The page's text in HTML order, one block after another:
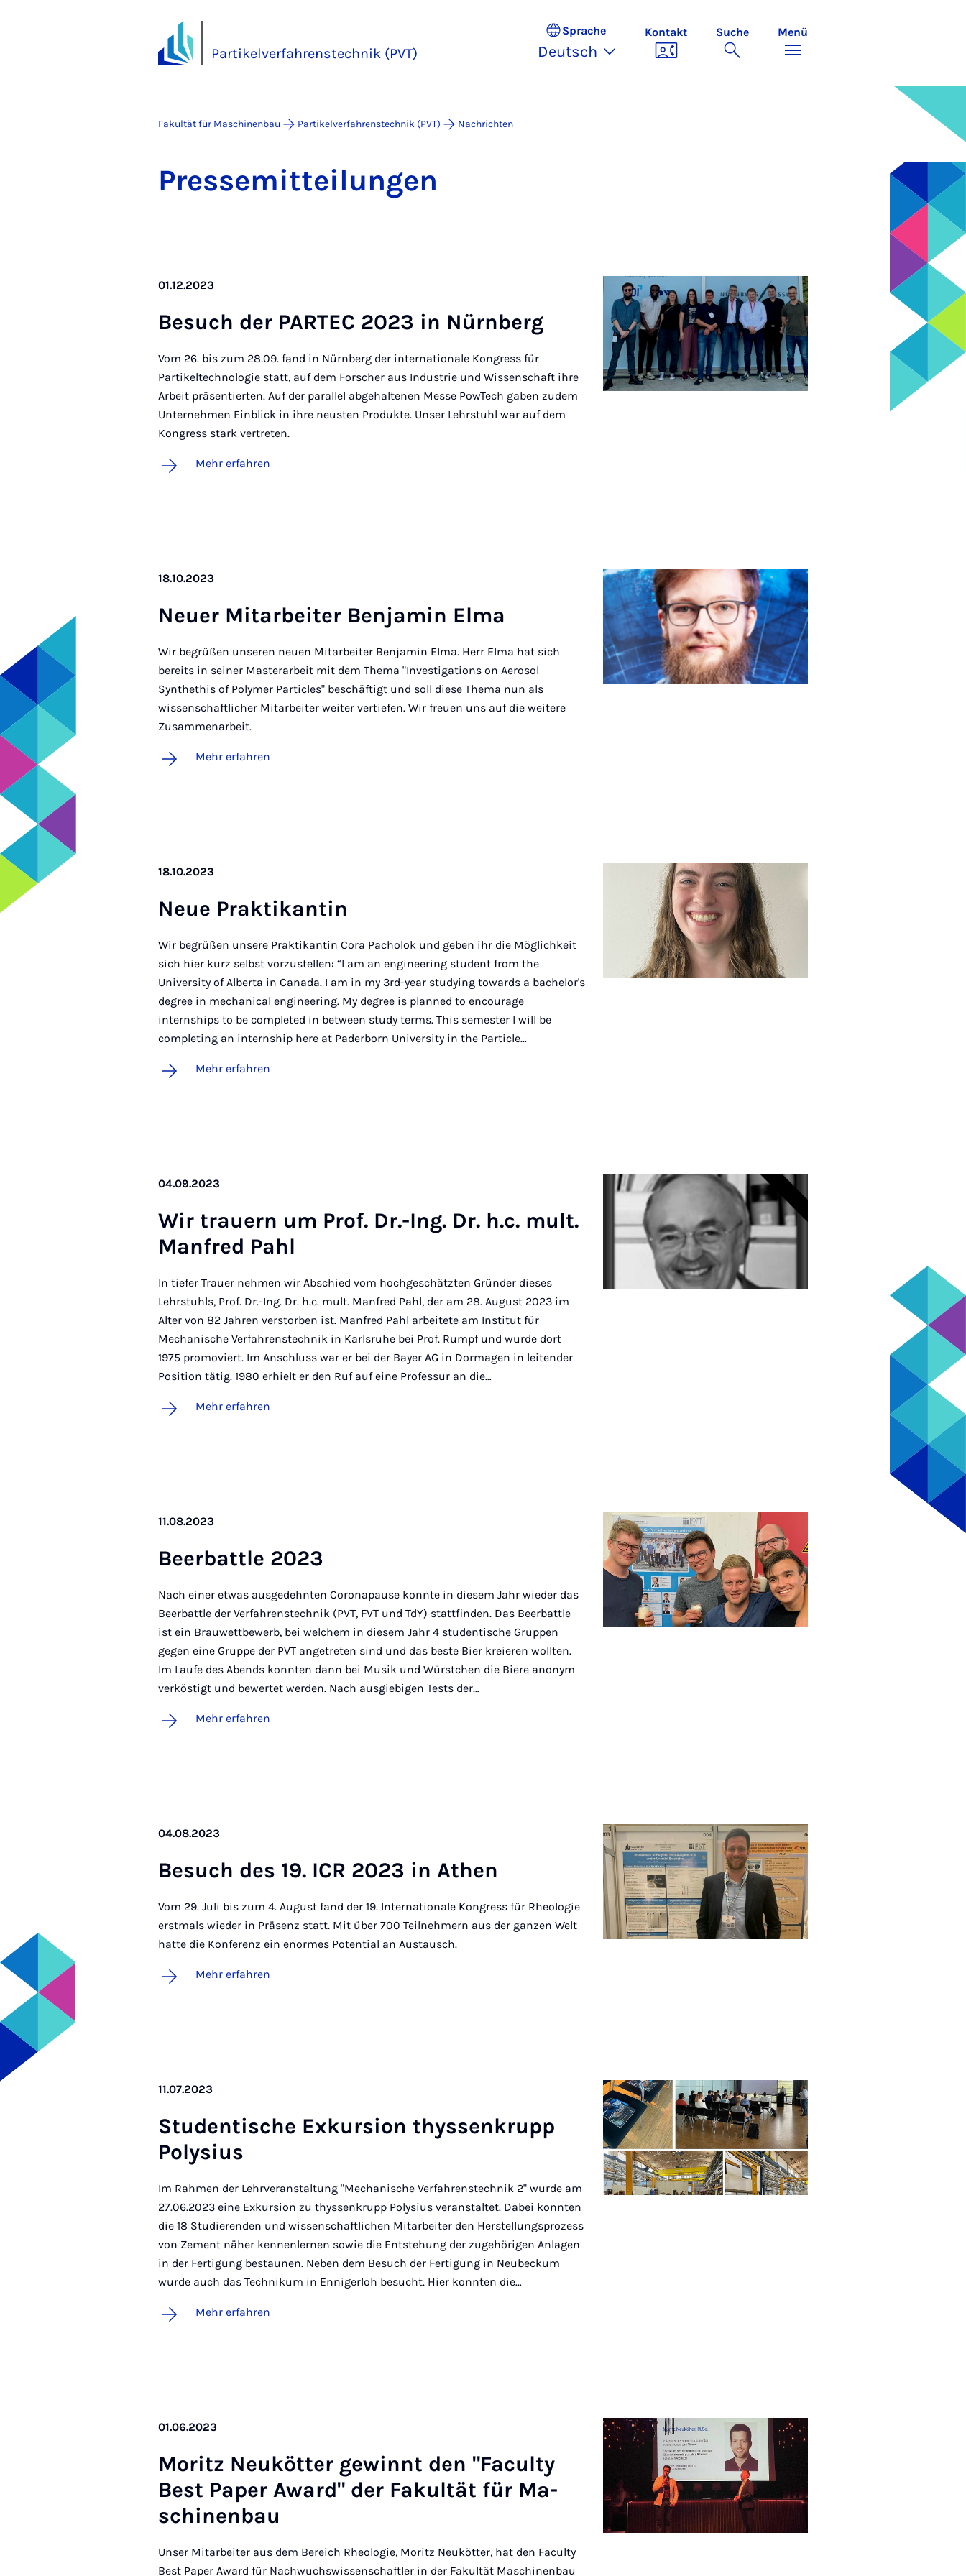
Partikelverfahrenstechnik (PVT)
Sprache
Deutsch
Kontakt Suche Menü
Fakultät für Maschinenbau Partikelverfahrenstechnik (PVT) Nachrichten
Pres­se­mit­tei­lun­gen
01.12.2023
Be­such der PAR­TEC 2023 in Nürn­berg
Vom 26. bis zum 28.09. fand in Nürnberg der internationale Kongress für
Partikeltechnologie statt, auf dem Forscher aus Industrie und Wissenschaft ihre
Arbeit präsentierten. Auf der parallel abgehaltenen Messe PowTech gaben zudem
Unternehmen Einblick in ihre neusten Produkte. Unser Lehrstuhl war auf dem
Kongress stark vertreten.
Mehr erfahren
18.10.2023
Neu­er Mit­a­r­bei­ter Ben­ja­min El­ma
Wir begrüßen unseren neuen Mitarbeiter Benjamin Elma. Herr Elma hat sich
bereits in seiner Masterarbeit mit dem Thema "Investigations on Aerosol
Synthethis of Polymer Particles" beschäftigt und soll diese Thema nun als
wissenschaftlicher Mitarbeiter weiter vertiefen. Wir freuen uns auf die weitere
Zusammenarbeit.
Mehr erfahren
18.10.2023
Neue Prak­ti­kan­tin
Wir begrüßen unsere Praktikantin Cora Pacholok und geben ihr die Möglichkeit
sich hier kurz selbst vorzustellen: “I am an engineering student from the
University of Alberta in Canada. I am in my 3rd-year studying towards a bachelor's
degree in mechanical engineering. My degree is planned to encourage
internships to be completed in between study terms. This semester I will be
completing an internship here at Paderborn University in the Particle…
Mehr erfahren
04.09.2023
Wir trau­ern um Prof. Dr.-Ing. Dr. h.c. mult.
Man­fred Pahl
In tiefer Trauer nehmen wir Abschied vom hochgeschätzten Gründer dieses
Lehrstuhls, Prof. Dr.-Ing. Dr. h.c. mult. Manfred Pahl, der am 28. August 2023 im
Alter von 82 Jahren verstorben ist. Manfred Pahl arbeitete am Institut für
Mechanische Verfahrenstechnik in Karlsruhe bei Prof. Rumpf und wurde dort
1975 promoviert. Im Anschluss war er bei der Bayer AG in Dormagen in leitender
Position tätig. 1980 erhielt er den Ruf auf eine Professur an die…
Mehr erfahren
11.08.2023
Be­er­batt­le 2023
Nach einer etwas ausgedehnten Coronapause konnte in diesem Jahr wieder das
Beerbattle der Verfahrenstechnik (PVT, FVT und TdY) stattfinden. Das Beerbattle
ist ein Brauwettbewerb, bei welchem in diesem Jahr 4 studentische Gruppen
gegen eine Gruppe der PVT angetreten sind und das beste Bier kreieren wollten.
Im Laufe des Abends konnten dann bei Musik und Würstchen die Biere anonym
verköstigt und bewertet werden. Nach ausgiebigen Tests der…
Mehr erfahren
04.08.2023
Be­such des 19. ICR 2023 in Athen
Vom 29. Juli bis zum 4. August fand der 19. Internationale Kongress für Rheologie
erstmals wieder in Präsenz statt. Mit über 700 Teilnehmern aus der ganzen Welt
hatte die Konferenz ein enormes Potential an Austausch.
Mehr erfahren
11.07.2023
Stu­den­ti­sche Ex­kur­si­on thys­sen­krupp
Po­ly­si­us
Im Rahmen der Lehrveranstaltung "Mechanische Verfahrenstechnik 2" wurde am
27.06.2023 eine Exkursion zu thyssenkrupp Polysius veranstaltet. Dabei konnten
die 18 Studierenden und wissenschaftlichen Mitarbeiter den Herstellungsprozess
von Zement näher kennenlernen sowie die Entstehung der zugehörigen Anlagen
in der Fertigung bestaunen. Neben dem Besuch der Fertigung in Neubeckum
wurde auch das Technikum in Ennigerloh besucht. Hier konnten die…
Mehr erfahren
01.06.2023
Mo­ritz Neu­köt­ter ge­winnt den "Fa­cul­ty
Best Pa­per Award" der Fa­kul­tät für Ma­
schi­nen­bau
Unser Mitarbeiter aus dem Bereich Rheologie, Moritz Neukötter, hat den Faculty
Best Paper Award für Nachwuchswissenschaftler in der Fakultät Maschinenbau